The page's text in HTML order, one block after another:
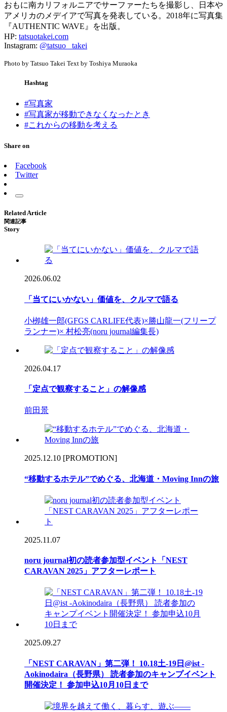
おもに南カリフォルニアでサーファーたちを撮影し、日本や
アメリカのメデイアで写真を発表している。2018年に写真集
『AUTHENTIC WAVE』を出版。
HP: tatsuotakei.com
Instagram: @tatsuo_ takei
Photo by Tatsuo Takei Text by Toshiya Muraoka
Hashtag
#写真家
#写真家が移動できなくなったとき
#これからの移動を考える
Share on
Facebook
Twitter
Related Article
関連記事
Story
2026.06.02
「当てにいかない」価値を、クルマで語る
小栁雄一郎(GFGS CARLIFE代表)×勝山龍一(フリープ
ランナー)× 村松亮(noru journal編集長)
2026.04.17
「定点で観察すること」の解像感
前田景
2025.12.10 [PROMOTION]
“移動するホテル”でめぐる、北海道・Moving Innの旅
2025.11.07
noru journal初の読者参加型イベント「NEST
CARAVAN 2025」アフターレポート
2025.09.27
「NEST CARAVAN」第二弾！ 10.18土-19日@ist -
Aokinodaira（長野県） 読者参加のキャンプイベント
開催決定！ 参加申込10月10日まで